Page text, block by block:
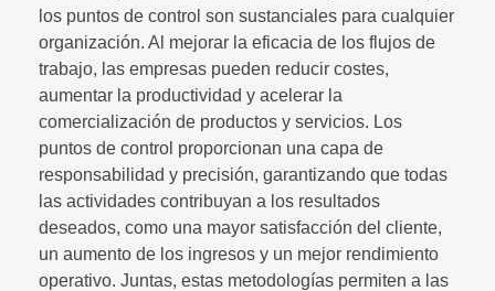
los puntos de control son sustanciales para cualquier
organización. Al mejorar la eficacia de los flujos de
trabajo, las empresas pueden reducir costes,
aumentar la productividad y acelerar la
comercialización de productos y servicios. Los
puntos de control proporcionan una capa de
responsabilidad y precisión, garantizando que todas
las actividades contribuyan a los resultados
deseados, como una mayor satisfacción del cliente,
un aumento de los ingresos y un mejor rendimiento
operativo. Juntas, estas metodologías permiten a las